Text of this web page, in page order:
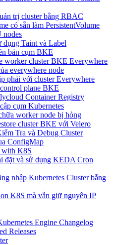
trị cluster bằng RBAC
có sẵn làm PersistentVolume
nodes
dụng Taint và Label
bản cụm BKE
worker cluster BKE Everywhere
everywhere node
phải với cluster Everywhere
plane BKE
Container Registry
cụm Kubernetes
worker node bị hỏng
cluster BKE với Velero
Tra và Debug Cluster
ConfigMap
with K8S
đặt và sử dụng KEDA Cron
nhập Kubernetes Cluster bằng
K8S mà vẫn giữ nguyên IP
Engine Changelog
Releases